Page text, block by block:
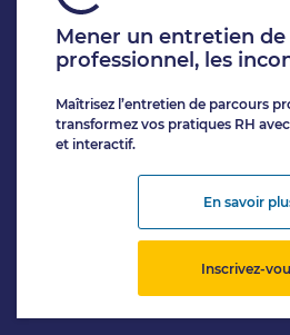
Mener un entretien
professionnel, les
Maîtrisez l’entretien de parcours
transformez vos pratiques RH
et interactif.
En savoir
Inscrivez-